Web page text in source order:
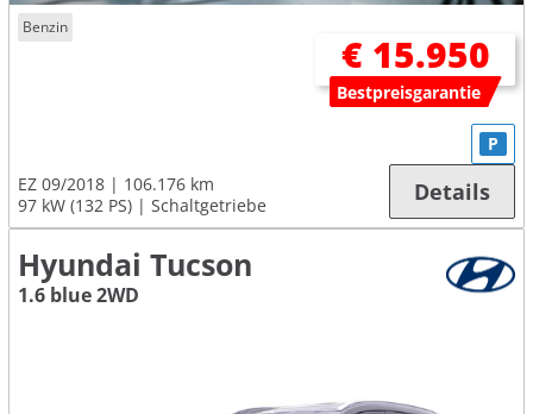
Benzin
€ 15.950
Bestpreisgarantie
EZ 09/2018
106.176 km
97 kW (132 PS)
Schaltgetriebe
P
Details
Hyundai Tucson
1.6 blue 2WD